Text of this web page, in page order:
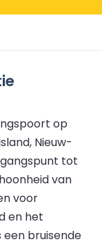
op
Nieuw-
tot
van
voor
en het
bruisende